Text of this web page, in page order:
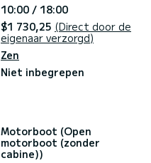
10:00 / 18:00
$1 730,25 (Direct door de
eigenaar verzorgd)
Zen
Niet inbegrepen
Motorboot (Open
motorboot (zonder
cabine))